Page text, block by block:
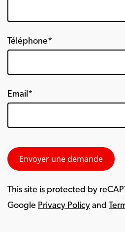
Téléphone*
Email*
This site is protected by
Google Privacy Policy and